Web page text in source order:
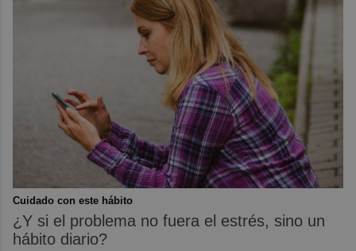
Cuidado con este hábito
¿Y si el problema no fuera el estrés, sino un
hábito diario?